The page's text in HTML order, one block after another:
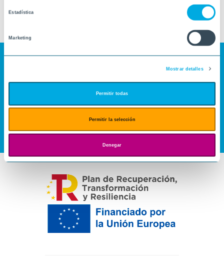
Estadística
Marketing
Mostrar detalles
Permitir todas
Permitir la selección
Denegar